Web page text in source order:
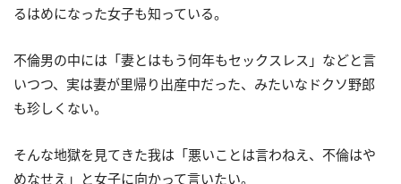
るはめになった女子も知っている。
不倫男の中には「妻とはもう何年もセックスレス」などと言
いつつ、実は妻が里帰り出産中だった、みたいなドクソ野郎
も珍しくない。
そんな地獄を見てきた我は「悪いことは言わねえ、不倫はや
めなせえ」と女子に向かって言いたい。